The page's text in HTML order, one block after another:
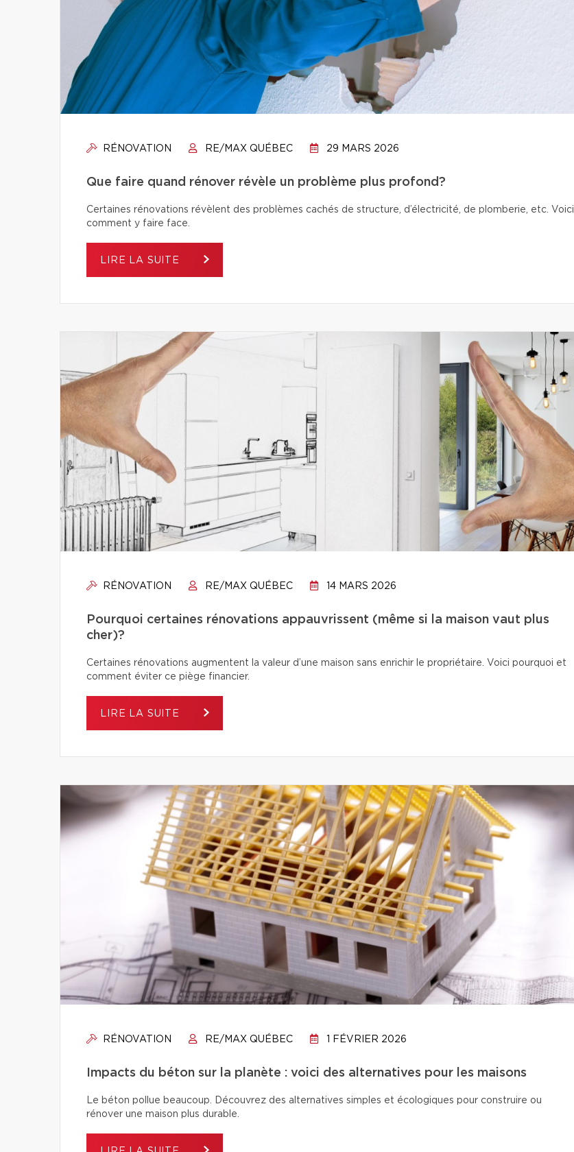
RÉNOVATION RE/MAX QUÉBEC 29 MARS 2026
Que faire quand rénover révèle un problème plus profond?
Certaines rénovations révèlent des problèmes cachés de structure, d’électricité, de plomberie, etc. Voici
comment y faire face.
LIRE LA SUITE
RÉNOVATION RE/MAX QUÉBEC 14 MARS 2026
Pourquoi certaines rénovations appauvrissent (même si la maison vaut plus
cher)?
Certaines rénovations augmentent la valeur d’une maison sans enrichir le propriétaire. Voici pourquoi et
comment éviter ce piège financier.
LIRE LA SUITE
RÉNOVATION RE/MAX QUÉBEC 1 FÉVRIER 2026
Impacts du béton sur la planète : voici des alternatives pour les maisons
Le béton pollue beaucoup. Découvrez des alternatives simples et écologiques pour construire ou
rénover une maison plus durable.